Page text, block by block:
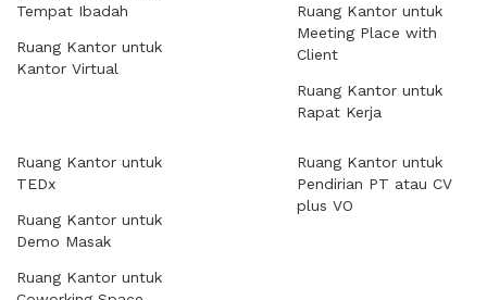
Tempat Ibadah
Ruang Kantor untuk
Kantor Virtual
Ruang Kantor untuk
Meeting Place with
Client
Ruang Kantor untuk
Rapat Kerja
Ruang Kantor untuk
TEDx
Ruang Kantor untuk
Demo Masak
Ruang Kantor untuk
Ruang Kantor untuk
Pendirian PT atau CV
plus VO